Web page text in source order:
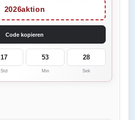
2026aktion
Code kopieren
17
Std
53
Min
28
Sek